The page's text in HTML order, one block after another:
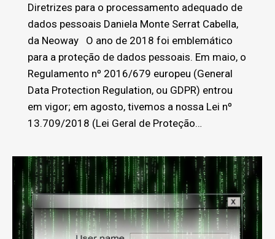
Diretrizes para o processamento adequado de
dados pessoais Daniela Monte Serrat Cabella,
da Neoway O ano de 2018 foi emblemático
para a proteção de dados pessoais. Em maio, o
Regulamento nº 2016/679 europeu (General
Data Protection Regulation, ou GDPR) entrou
em vigor; em agosto, tivemos a nossa Lei nº
13.709/2018 (Lei Geral de Proteção…